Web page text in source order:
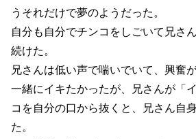
うそれだけで夢のようだった。
自分も自分でチンコをしごいて兄さ
続けた。
兄さんは低い声で喘いでいて、興奮
一緒にイキたかったが、兄さんが「
コを自分の口から抜くと、兄さん自
た。